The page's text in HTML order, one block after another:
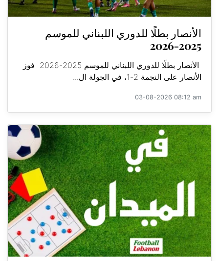
الأنصار بطلًا للدوري اللبناني للموسم
2025-2026
الأنصار بطلًا للدوري اللبناني للموسم 2025-2026 فوز
الأنصار على النجمة 2-1، في الجولة ال...
03-08-2026 08:12 am